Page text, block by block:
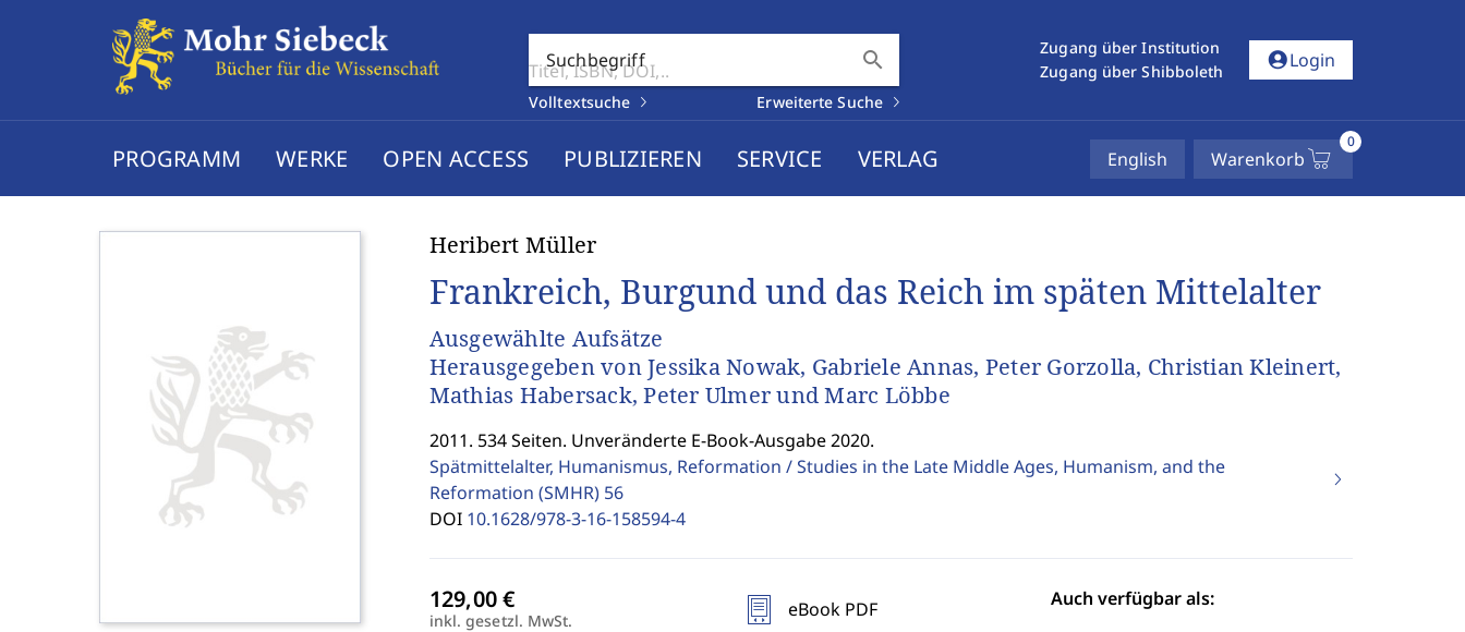
Suchbegriff search
Volltextsuche Erweiterte Suche
Zugang über Institution
Zugang über Shibboleth
account_circleLogin
PROGRAMM WERKE OPEN ACCESS PUBLIZIEREN SERVICE VERLAG English Warenkorb
0
Heribert Müller
Frankreich, Burgund und das Reich im späten Mittelalter
Ausgewählte Aufsätze
Herausgegeben von Jessika Nowak, Gabriele Annas, Peter Gorzolla, Christian Kleinert,
Mathias Habersack, Peter Ulmer und Marc Löbbe
2011. 534 Seiten. Unveränderte E-Book-Ausgabe 2020.
Spätmittelalter, Humanismus, Reformation / Studies in the Late Middle Ages, Humanism, and the
Reformation (SMHR) 56
DOI 10.1628/978-3-16-158594-4
inkl. gesetzl. MwSt.
eBook PDF
Auch verfügbar als: